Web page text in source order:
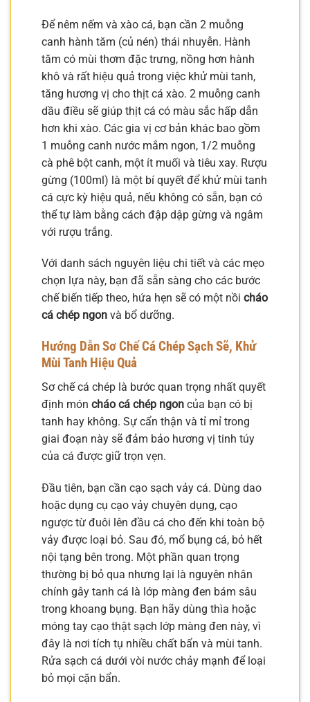
Để nêm nếm và xào cá, bạn cần 2 muỗng
canh hành tăm (củ nén) thái nhuyễn. Hành
tăm có mùi thơm đặc trưng, nồng hơn hành
khô và rất hiệu quả trong việc khử mùi tanh,
tăng hương vị cho thịt cá xào. 2 muỗng canh
dầu điều sẽ giúp thịt cá có màu sắc hấp dẫn
hơn khi xào. Các gia vị cơ bản khác bao gồm
1 muỗng canh nước mắm ngon, 1/2 muỗng
cà phê bột canh, một ít muối và tiêu xay. Rượu
gừng (100ml) là một bí quyết để khử mùi tanh
cá cực kỳ hiệu quả, nếu không có sẵn, bạn có
thể tự làm bằng cách đập dập gừng và ngâm
với rượu trắng.
Với danh sách nguyên liệu chi tiết và các mẹo
chọn lựa này, bạn đã sẵn sàng cho các bước
chế biến tiếp theo, hứa hẹn sẽ có một nồi cháo
cá chép ngon và bổ dưỡng.
Hướng Dẫn Sơ Chế Cá Chép Sạch Sẽ, Khử
Mùi Tanh Hiệu Quả
Sơ chế cá chép là bước quan trọng nhất quyết
định món cháo cá chép ngon của bạn có bị
tanh hay không. Sự cẩn thận và tỉ mỉ trong
giai đoạn này sẽ đảm bảo hương vị tinh túy
của cá được giữ trọn vẹn.
Đầu tiên, bạn cần cạo sạch vảy cá. Dùng dao
hoặc dụng cụ cạo vảy chuyên dụng, cạo
ngược từ đuôi lên đầu cá cho đến khi toàn bộ
vảy được loại bỏ. Sau đó, mổ bụng cá, bỏ hết
nội tạng bên trong. Một phần quan trọng
thường bị bỏ qua nhưng lại là nguyên nhân
chính gây tanh cá là lớp màng đen bám sâu
trong khoang bụng. Bạn hãy dùng thìa hoặc
móng tay cạo thật sạch lớp màng đen này, vì
đây là nơi tích tụ nhiều chất bẩn và mùi tanh.
Rửa sạch cá dưới vòi nước chảy mạnh để loại
bỏ mọi cặn bẩn.